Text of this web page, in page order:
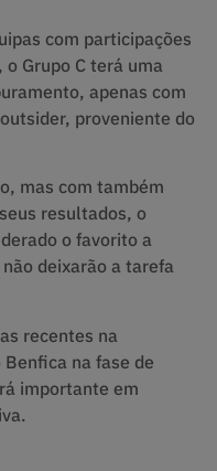
com participações
Grupo C terá uma
apenas com
proveniente do
mas com também
resultados, o
o favorito a
deixarão a tarefa
recentes na
na fase de
importante em